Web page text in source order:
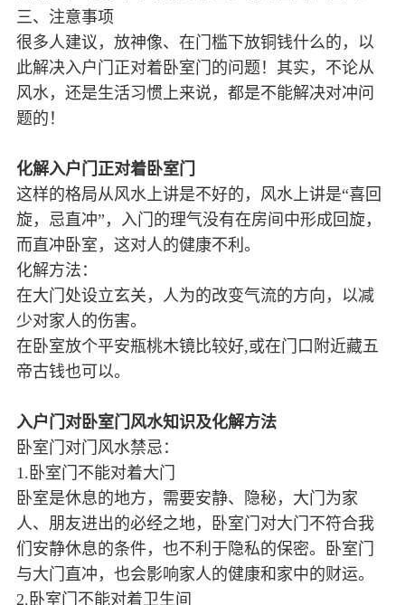
三、注意事项
很多人建议，放神像、在门槛下放铜钱什么的，以
此解决入户门正对着卧室门的问题！其实，不论从
风水，还是生活习惯上来说，都是不能解决对冲问
题的！
化解入户门正对着卧室门
这样的格局从风水上讲是不好的，风水上讲是“喜回
旋，忌直冲”，入门的理气没有在房间中形成回旋，
而直冲卧室，这对人的健康不利。
化解方法：
在大门处设立玄关，人为的改变气流的方向，以减
少对家人的伤害。
在卧室放个平安瓶桃木镜比较好,或在门口附近藏五
帝古钱也可以。
入户门对卧室门风水知识及化解方法
卧室门对门风水禁忌：
1.卧室门不能对着大门
卧室是休息的地方，需要安静、隐秘，大门为家
人、朋友进出的必经之地，卧室门对大门不符合我
们安静休息的条件，也不利于隐私的保密。卧室门
与大门直冲，也会影响家人的健康和家中的财运。
2.卧室门不能对着卫生间